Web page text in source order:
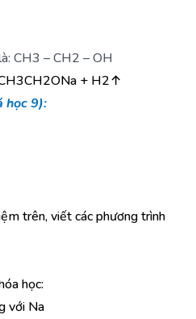
CH3 – CH2 – OH
+ H2↑
học 9):
trên, viết các phương trình
học:
với Na